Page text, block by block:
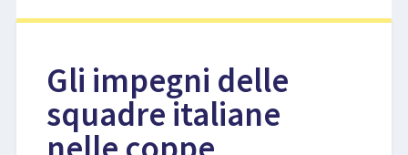
COMPETIZIONI
EVENTI
LIBRI
Gli impegni delle
squadre italiane